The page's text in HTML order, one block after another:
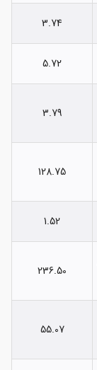
3.74
5.72
3.79
128.75
1.52
236.50
55.07